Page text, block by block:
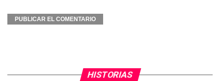
HISTORIAS